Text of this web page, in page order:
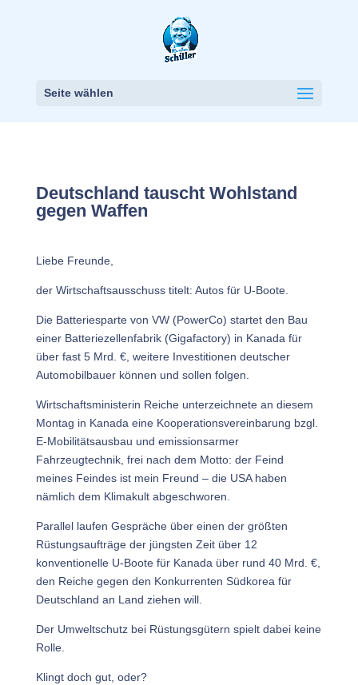
Seite wählen
Deutschland tauscht Wohlstand
gegen Waffen
Liebe Freunde,
der Wirtschaftsausschuss titelt: Autos für U-Boote.
Die Batteriesparte von VW (PowerCo) startet den Bau
einer Batteriezellenfabrik (Gigafactory) in Kanada für
über fast 5 Mrd. €, weitere Investitionen deutscher
Automobilbauer können und sollen folgen.
Wirtschaftsministerin Reiche unterzeichnete an diesem
Montag in Kanada eine Kooperationsvereinbarung bzgl.
E-Mobilitätsausbau und emissionsarmer
Fahrzeugtechnik, frei nach dem Motto: der Feind
meines Feindes ist mein Freund – die USA haben
nämlich dem Klimakult abgeschworen.
Parallel laufen Gespräche über einen der größten
Rüstungsaufträge der jüngsten Zeit über 12
konventionelle U-Boote für Kanada über rund 40 Mrd. €,
den Reiche gegen den Konkurrenten Südkorea für
Deutschland an Land ziehen will.
Der Umweltschutz bei Rüstungsgütern spielt dabei keine
Rolle.
Klingt doch gut, oder?